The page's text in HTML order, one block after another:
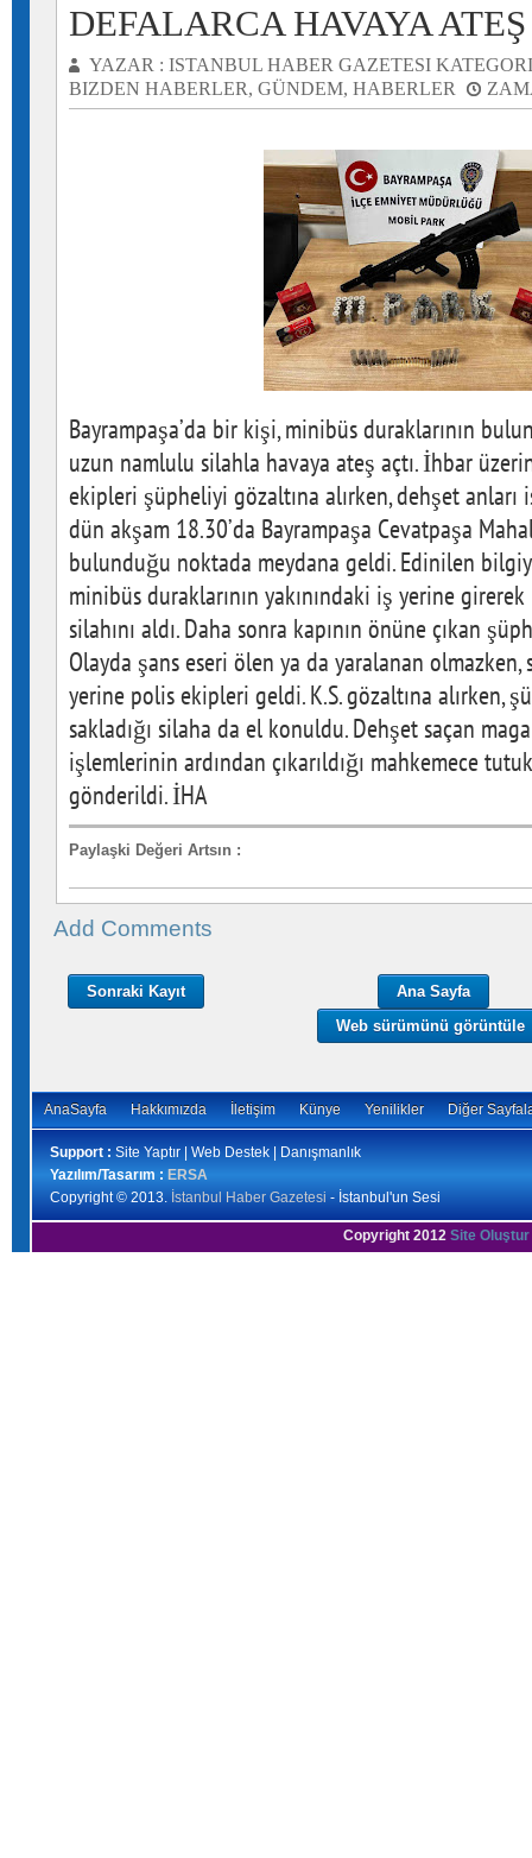
DEFALARCA HAVAYA
YAZAR : ISTANBUL HABER GAZETESI
BIZDEN HABERLER, GÜNDEM, HABERLER
Bayrampaşa’da bir kişi, minibüs duraklarının
uzun namlulu silahla havaya ateş açtı. İhbar
ekipleri şüpheliyi gözaltına alırken, dehşet anları
dün akşam 18.30’da Bayrampaşa Cevatpaşa
bulunduğu noktada meydana geldi. Edinilen
minibüs duraklarının yakınındaki iş yerine
silahını aldı. Daha sonra kapının önüne çıkan
Olayda şans eseri ölen ya da yaralanan
yerine polis ekipleri geldi. K.S. gözaltına alırken,
sakladığı silaha da el konuldu. Dehşet saçan
işlemlerinin ardından çıkarıldığı mahkemece
gönderildi. İHA
Paylaşki Değeri Artsın :
Add Comments
Sonraki Kayıt
Ana Sayfa
Web sürümünü görüntüle
AnaSayfa Hakkımızda İletişim Künye Yenilikler Diğer
Support : Site Yaptır | Web Destek | Danışmanlık
Yazılım/Tasarım : ERSA
Copyright © 2013. İstanbul Haber Gazetesi - İstanbul'un Sesi
Copyright 2012 Site Oluştur